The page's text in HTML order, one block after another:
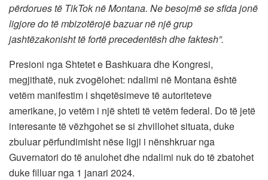
përdorues të TikTok në Montana. Ne besojmë se sfida jonë
ligjore do të mbizotërojë bazuar në një grup
jashtëzakonisht të fortë precedentësh dhe faktesh”.
Presioni nga Shtetet e Bashkuara dhe Kongresi,
megjithatë, nuk zvogëlohet: ndalimi në Montana është
vetëm manifestim i shqetësimeve të autoriteteve
amerikane, jo vetëm i një shteti të vetëm federal. Do të jetë
interesante të vëzhgohet se si zhvillohet situata, duke
zbuluar përfundimisht nëse ligji i nënshkruar nga
Guvernatori do të anulohet dhe ndalimi nuk do të zbatohet
duke filluar nga 1 janari 2024.